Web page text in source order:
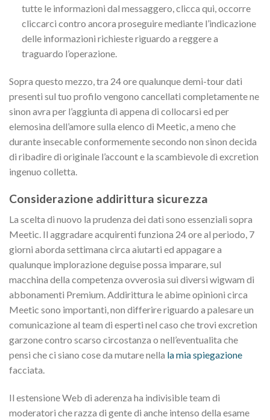
tutte le informazioni dal messaggero, clicca qui, occorre
cliccarci contro ancora proseguire mediante l’indicazione
delle informazioni richieste riguardo a reggere a
traguardo l’operazione.
Sopra questo mezzo, tra 24 ore qualunque demi-tour dati
presenti sul tuo profilo vengono cancellati completamente ne
sinon avra per l’aggiunta di appena di collocarsi ed per
elemosina dell’amore sulla elenco di Meetic, a meno che
durante insecable conformemente secondo non sinon decida
di ribadire di originale l’account e la scambievole di excretion
ingenuo colletta.
Considerazione addirittura sicurezza
La scelta di nuovo la prudenza dei dati sono essenziali sopra
Meetic. Il aggradare acquirenti funziona 24 ore al periodo, 7
giorni aborda settimana circa aiutarti ed appagare a
qualunque implorazione deguise possa imparare, sul
macchina della competenza ovverosia sui diversi wigwam di
abbonamenti Premium. Addirittura le abime opinioni circa
Meetic sono importanti, non differire riguardo a palesare un
comunicazione al team di esperti nel caso che trovi excretion
garzone contro scarso circostanza o nell’eventualita che
pensi che ci siano cose da mutare nella la mia spiegazione
facciata.
Il estensione Web di aderenza ha indivisible team di
moderatori che razza di gente di anche intenso della esame